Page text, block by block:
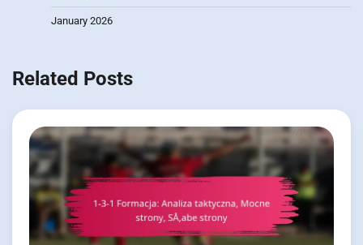
January 2026
Related Posts